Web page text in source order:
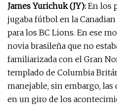
James Yurichuk (JY): En los
jugaba fútbol en la Canadian
para los BC Lions. En ese
novia brasileña que no
familiarizada con el Gran
templado de Columbia
manejable, sin embargo, las
en un giro de los